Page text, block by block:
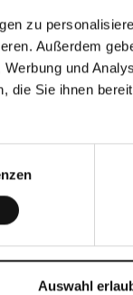
zu
Außerdem
und
die Sie ihnen
Auswahl